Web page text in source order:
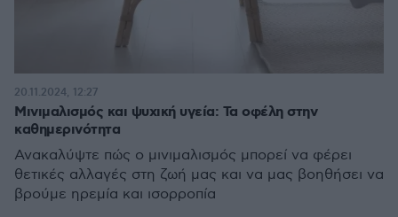
Μινιμαλισμός και ψυχική υγεία: Τα οφέλη στην
καθημερινότητα
Ανακαλύψτε πώς ο μινιμαλισμός μπορεί να φέρει
θετικές αλλαγές στη ζωή μας και να μας βοηθήσει να
βρούμε ηρεμία και ισορροπία
20.11.2024, 12:27